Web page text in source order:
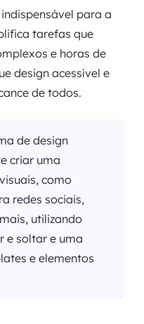
para a
tarefas que
e horas de
design acessível e
de todos.
de design
criar uma
como
redes sociais,
utilizando
e soltar e uma
e elementos